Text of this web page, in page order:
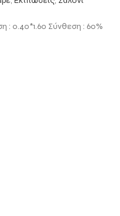
: 0.40*1.60 Σύνθεση : 60%